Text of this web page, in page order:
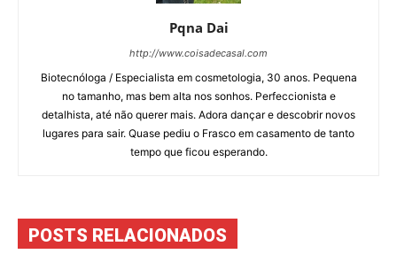
Pqna Dai
http://www.coisadecasal.com
Biotecnóloga / Especialista em cosmetologia, 30 anos. Pequena
no tamanho, mas bem alta nos sonhos. Perfeccionista e
detalhista, até não querer mais. Adora dançar e descobrir novos
lugares para sair. Quase pediu o Frasco em casamento de tanto
tempo que ficou esperando.
POSTS RELACIONADOS